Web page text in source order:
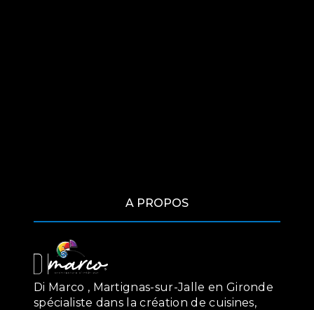
A PROPOS
Di Marco , Martignas-sur-Jalle en Gironde
spécialiste dans la création de cuisines,